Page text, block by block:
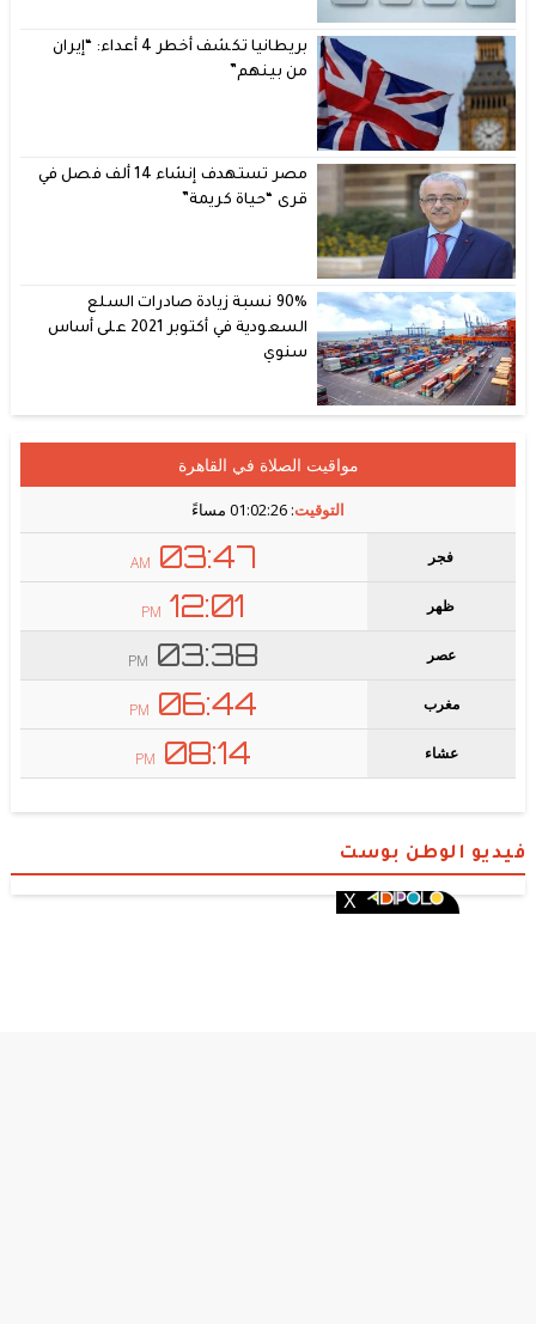
بريطانيا تكشف أخطر 4 أعداء: “إيران
من بينهم”
مصر تستهدف إنشاء 14 ألف فصل في
قرى “حياة كريمة”
90% نسبة زيادة صادرات السلع
السعودية في أكتوبر 2021 على أساس
سنوي
فيديو الوطن بوست